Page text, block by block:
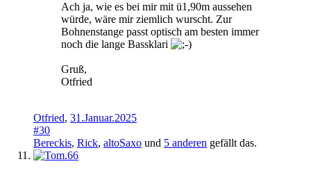
Ach ja, wie es bei mir mit ü1,90m aussehen
würde, wäre mir ziemlich wurscht. Zur
Bohnenstange passt optisch am besten immer
noch die lange Bassklari
Gruß,
Otfried
Otfried, 31.Januar.2025
#30
Bereckis, Rick, altoSaxo und 5 anderen gefällt das.